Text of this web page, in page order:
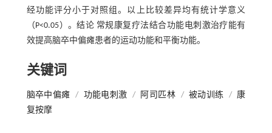
经功能评分小于对照组。以上比较差异均有统计学意义
（P<0.05）。结论 常规康复疗法结合功能电刺激治疗能有
效提高脑卒中偏瘫患者的运动功能和平衡功能。
关键词
脑卒中偏瘫 / 功能电刺激 / 阿司匹林 / 被动训练 / 康
复按摩